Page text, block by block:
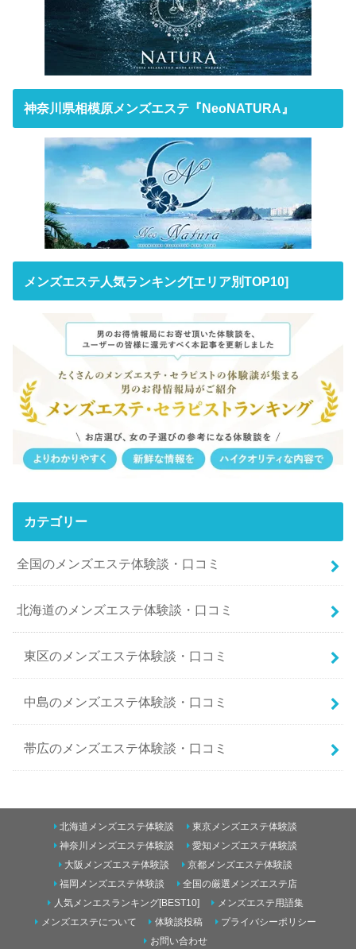
神奈川県相模原メンズエステ『NeoNATURA』
メンズエステ人気ランキング[エリア別TOP10]
カテゴリー
全国のメンズエステ体験談・口コミ
北海道のメンズエステ体験談・口コミ
東区のメンズエステ体験談・口コミ
中島のメンズエステ体験談・口コミ
帯広のメンズエステ体験談・口コミ
東のメンズエステ体験談・口コミ
すすきののメンズエステ体験談・口コミ
円山のメンズエステ体験談・口コミ
五所川原のメンズエステ体験談・口コミ
北海道メンズエステ体験談
東京メンズエステ体験談
神奈川メンズエステ体験談
愛知メンズエステ体験談
大阪メンズエステ体験談
京都メンズエステ体験談
福岡メンズエステ体験談
全国の厳選メンズエステ店
人気メンエスランキング[BEST10]
メンズエステ用語集
メンズエステについて
体験談投稿
プライバシーポリシー
お問い合わせ